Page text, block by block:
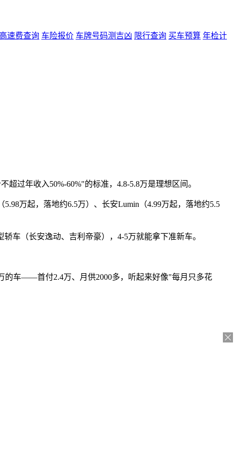
高速费查询 车险报价 车牌号码测吉凶 限行查询 买车预算 年检计
过年收入50%-60%"的标准，4.8-5.8万是理想区间。
万起，落地约6.5万）、长安Lumin（4.99万起，落地约5.5
车（长安逸动、吉利帝豪），4-5万就能拿下准新车。
的车——首付2.4万、月供2000多，听起来好像"每月只多花